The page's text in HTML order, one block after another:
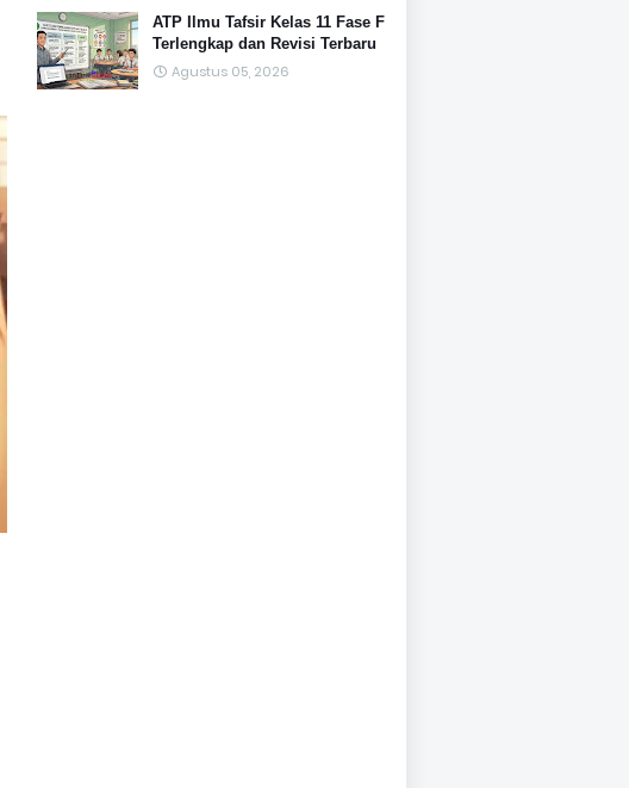
ATP Ilmu Tafsir Kelas 11 Fase F
Terlengkap dan Revisi Terbaru
Agustus 05, 2026